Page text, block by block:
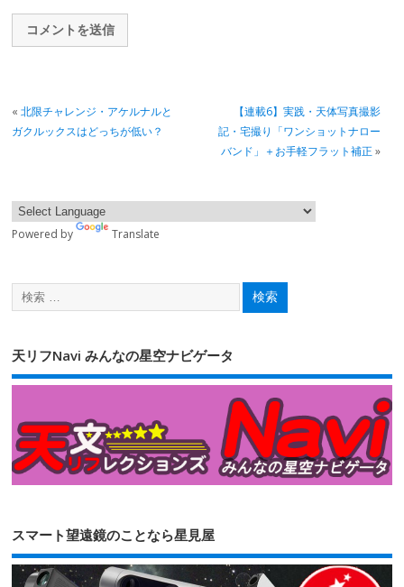
«北限チャレンジ・アケルナルと
ガクルックスはどっちが低い？
【連載6】実践・天体写真撮影
記・宅撮り「ワンショットナロー
バンド」＋お手軽フラット補正 »
Powered by Translate
天リフNavi みんなの星空ナビゲータ
スマート望遠鏡のことなら星見屋